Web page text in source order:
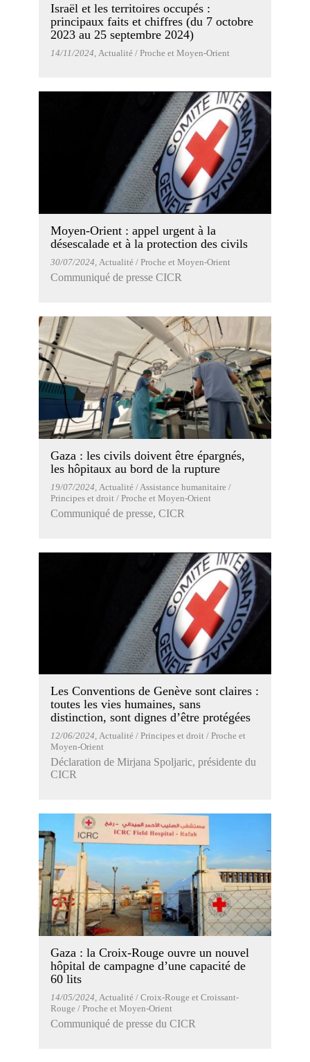
Israël et les territoires occupés :
principaux faits et chiffres (du 7 octobre
2023 au 25 septembre 2024)
14/11/2024 , Actualité / Proche et Moyen-Orient
Moyen-Orient : appel urgent à la
désescalade et à la protection des civils
30/07/2024 , Actualité / Proche et Moyen-Orient
Communiqué de presse CICR
Gaza : les civils doivent être épargnés,
les hôpitaux au bord de la rupture
19/07/2024 , Actualité / Assistance humanitaire /
Principes et droit / Proche et Moyen-Orient
Communiqué de presse, CICR
Les Conventions de Genève sont claires :
toutes les vies humaines, sans
distinction, sont dignes d’être protégées
12/06/2024, Actualité / Principes et droit / Proche et
Moyen-Orient
Déclaration de Mirjana Spoljaric, présidente du
CICR
Gaza : la Croix-Rouge ouvre un nouvel
hôpital de campagne d’une capacité de
60 lits
14/05/2024, Actualité / Croix-Rouge et Croissant-
Rouge / Proche et Moyen-Orient
Communiqué de presse du CICR